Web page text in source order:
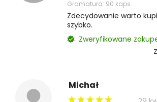
Gramatura: 90 kaps.
Zdecydowanie warto
szybko.
Zweryfikowane
Michał